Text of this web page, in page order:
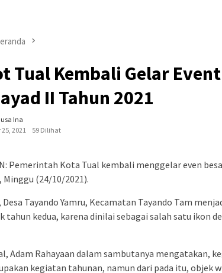
Tual Kembali Gelar
II Tahun 2021
Ina
2021
59 Dilihat
Pemerintah Kota Tual kembali menggelar even
Minggu (24/10/2021).
Tayando Yamru, Kecamatan Tayando Tam
tahun kedua, karena dinilai sebagai salah satu ikon
Adam Rahayaan dalam sambutanya mengatakan,
kegiatan tahunan, namun dari pada itu, objek